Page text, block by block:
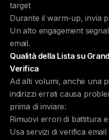
target
Durante il warm-up, invia
Un alto engagement
email.
Qualità della Lista su
Verifica
Ad alti volumi, anche una
indirizzi errati causa
prima di inviare:
Rimuovi errori di battitura
Usa servizi di verifica